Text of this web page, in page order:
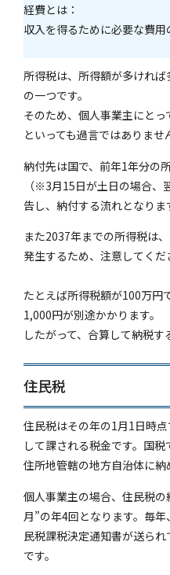
経費とは：
収入を得るために必要な費用
所得税は、所得額が多けれ
の一つです。
そのため、個人事業主にと
といっても過言ではありませ
納付先は国で、前年1年分の
（※3月15日が土日の場合、
告し、納付する流れとなりま
また2037年までの所得税は
発生するため、注意してくだ
たとえば所得税額が100万円
1,000円が別途かかります。
したがって、合算して納税す
住民税
住民税はその年の1月1日時
して課される税金です。国税
住所地管轄の地方自治体に納
個人事業主の場合、住民税
月”の年4回となります。毎
民税課税決定通知書が送ら
です。